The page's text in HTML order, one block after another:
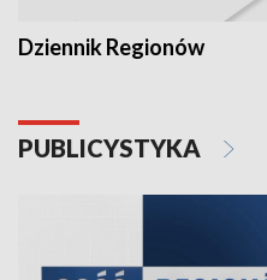
Dziennik Regionów
PUBLICYSTYKA